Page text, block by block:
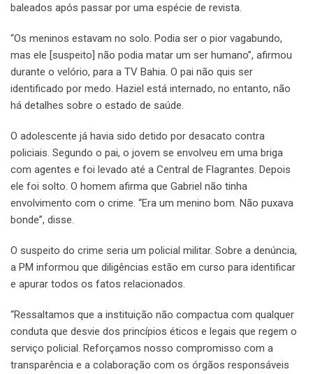
baleados após passar por uma espécie de revista.
“Os meninos estavam no solo. Podia ser o pior vagabundo,
mas ele [suspeito] não podia matar um ser humano”, afirmou
durante o velório, para a TV Bahia. O pai não quis ser
identificado por medo. Haziel está internado, no entanto, não
há detalhes sobre o estado de saúde.
O adolescente já havia sido detido por desacato contra
policiais. Segundo o pai, o jovem se envolveu em uma briga
com agentes e foi levado até a Central de Flagrantes. Depois
ele foi solto. O homem afirma que Gabriel não tinha
envolvimento com o crime. “Era um menino bom. Não puxava
bonde”, disse.
O suspeito do crime seria um policial militar. Sobre a denúncia,
a PM informou que diligências estão em curso para identificar
e apurar todos os fatos relacionados.
“Ressaltamos que a instituição não compactua com qualquer
conduta que desvie dos princípios éticos e legais que regem o
serviço policial. Reforçamos nosso compromisso com a
transparência e a colaboração com os órgãos responsáveis